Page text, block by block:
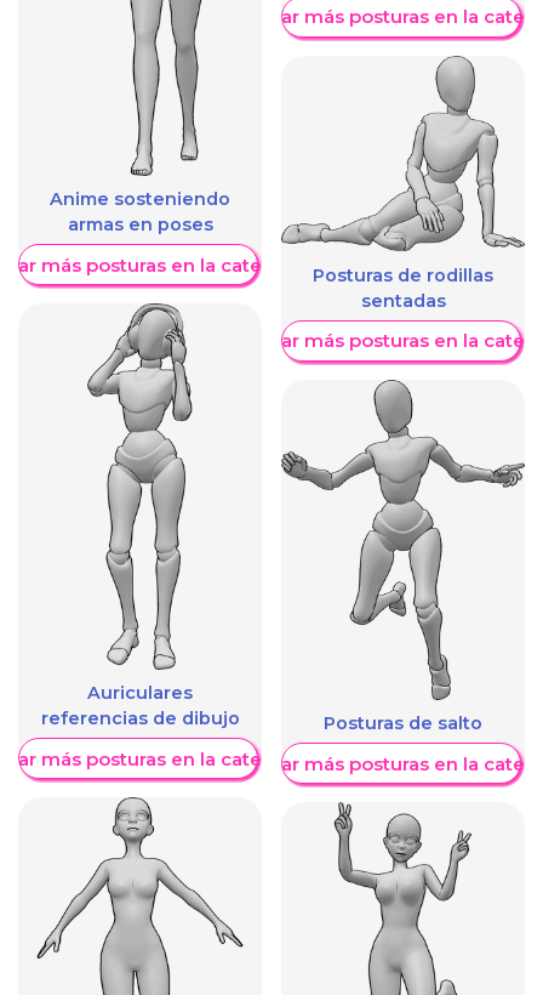
Anime sosteniendo
armas en poses
más posturas en la categoría
Auriculares
referencias de dibujo
más posturas en la categoría
Mostrar más posturas en la
Posturas de rodillas
sentadas
Mostrar más posturas en la
Posturas de salto
Mostrar más posturas en la